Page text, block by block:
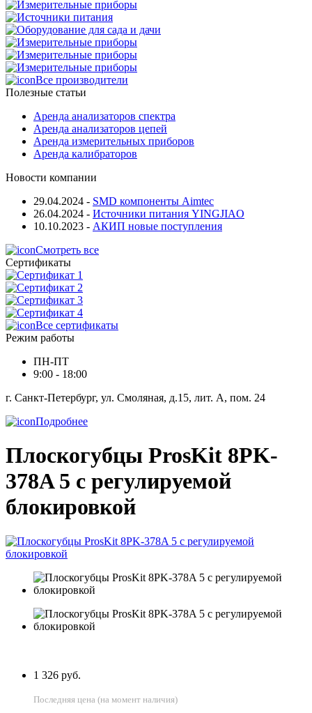
Все производители
Полезные статьи
Аренда анализаторов спектра
Аренда анализаторов цепей
Аренда измерительных приборов
Аренда калибраторов
Новости компании
29.04.2024 - SMD компоненты Aimtec
26.04.2024 - Источники питания YINGJIAO
10.10.2023 - АКИП новые поступления
Смотреть все
Сертификаты
Все сертификаты
Режим работы
ПН-ПТ
9:00 - 18:00
г. Санкт-Петербург, ул. Смоляная, д.15, лит. А, пом. 24
Подробнее
Плоскогубцы ProsKit 8PK-
378A 5 с регулируемой
блокировкой
1 326 руб.
Последняя цена (на момент наличия)